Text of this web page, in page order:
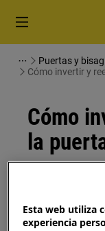
Puertas y
Cómo invertir y
Cómo
la
Antes de
apague el
Esta web utiliza
experiencia